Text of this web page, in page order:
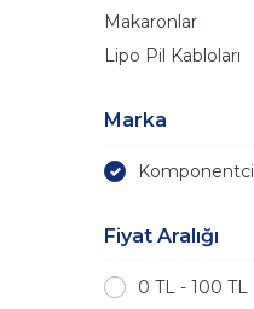
Makaronlar
Lipo Pil Kabloları
Marka
Komponentci
Fiyat Aralığı
0 TL - 100 TL